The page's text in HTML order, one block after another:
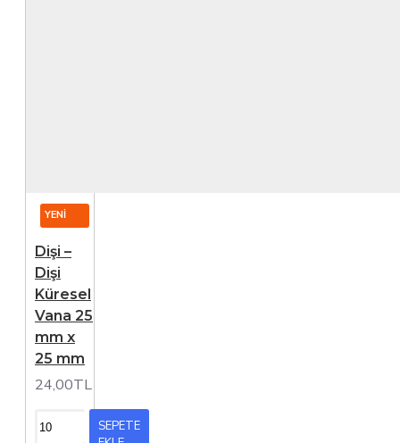
YENI
Dişi –
Dişi
Küresel
Vana 25
mm x
25 mm
24,00TL
SEPETE